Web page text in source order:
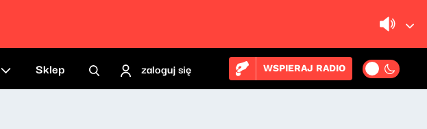
Sklep zaloguj się WSPIERAJ RADIO